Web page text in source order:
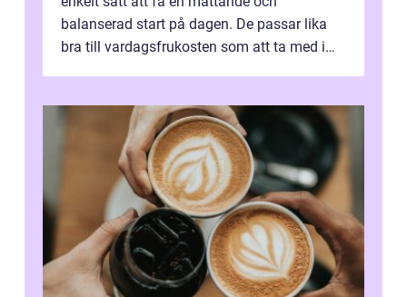
balanserad start på dagen. De passar lika
bra till vardagsfrukosten som att ta med i